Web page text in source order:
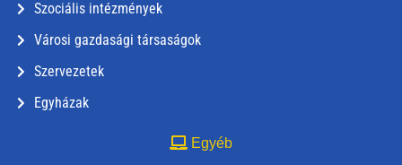
Szociális intézmények
Városi gazdasági társaságok
Szervezetek
Egyházak
Egyéb